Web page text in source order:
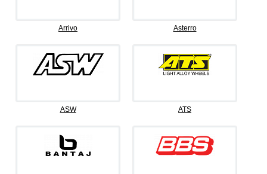
Arrivo Asterro
ASW ATS